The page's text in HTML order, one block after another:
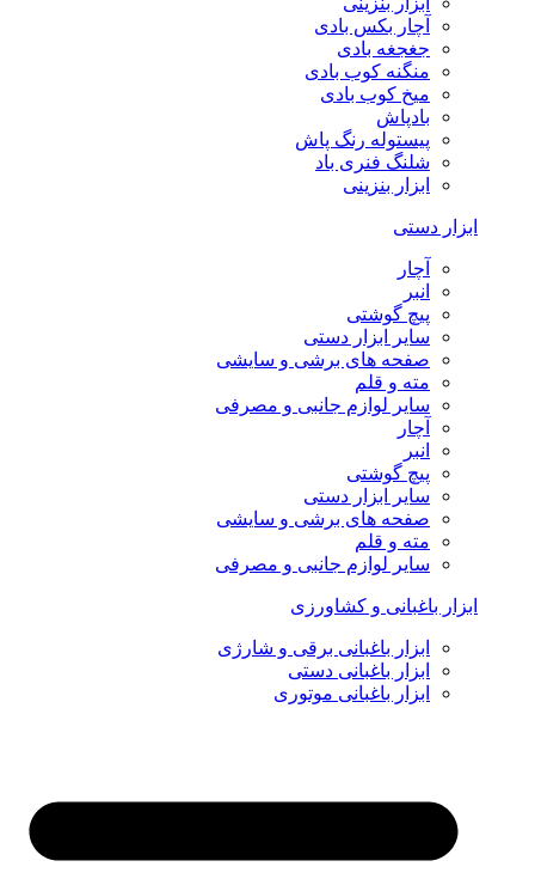
آچار بکس بادی
جغجغه بادی
منگنه کوب بادی
میخ کوب بادی
بادپاش
پیستوله رنگ پاش
شلنگ فنری باد
ابزار بنزینی
ابزار دستی
آچار
انبر
پیچ گوشتی
سایر ابزار دستی
صفحه های برشی و سایشی
مته و قلم
سایر لوازم جانبی و مصرفی
آچار
انبر
پیچ گوشتی
سایر ابزار دستی
صفحه های برشی و سایشی
مته و قلم
سایر لوازم جانبی و مصرفی
ابزار باغبانی و کشاورزی
ابزار باغبانی برقی و شارژی
ابزار باغبانی دستی
ابزار باغبانی موتوری